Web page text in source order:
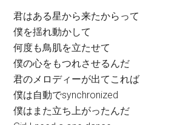
君はある星から来たからって
僕を揺れ動かして
何度も鳥肌を立たせて
僕の心をもつれさせるんだ
君のメロディーが出てこれば
僕は自動でsynchronized
僕はまた立ち上がったんだ